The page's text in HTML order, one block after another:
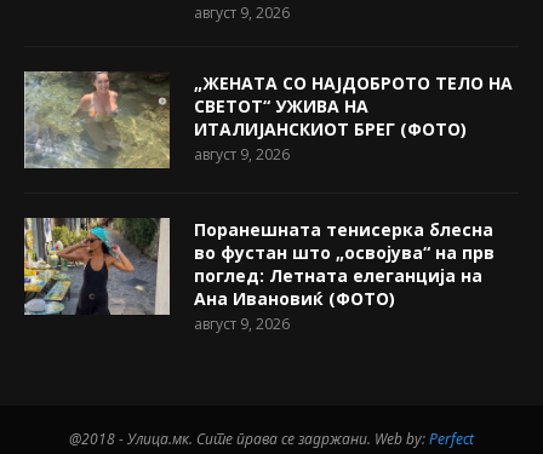
август 9, 2026
„ЖЕНАТА СО НАЈДОБРОТО ТЕЛО НА
СВЕТОТ“ УЖИВА НА
ИТАЛИЈАНСКИОТ БРЕГ (ФОТО)
август 9, 2026
Поранешната тенисерка блесна
во фустан што „освојува“ на прв
поглед: Летната елеганција на
Ана Ивановиќ (ФОТО)
август 9, 2026
@2018 - Улица.мк. Сите права се задржани. Web by:Perfect